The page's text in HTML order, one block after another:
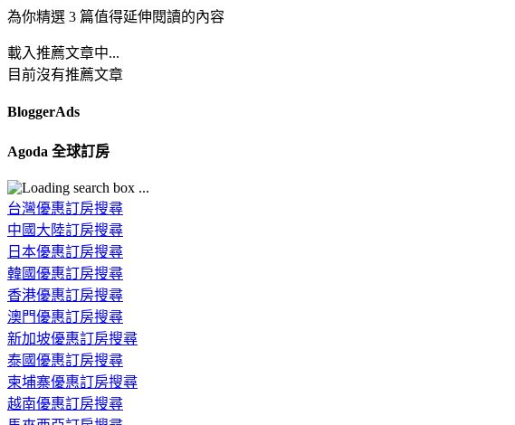
為你精選 3 篇值得延伸閱讀的內容
載入推薦文章中...
目前沒有推薦文章
BloggerAds
Agoda 全球訂房
台灣優惠訂房搜尋
中國大陸訂房搜尋
日本優惠訂房搜尋
韓國優惠訂房搜尋
香港優惠訂房搜尋
澳門優惠訂房搜尋
新加坡優惠訂房搜尋
泰國優惠訂房搜尋
柬埔寨優惠訂房搜尋
越南優惠訂房搜尋